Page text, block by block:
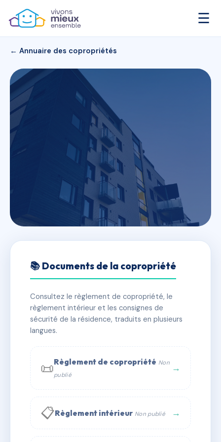
☰
← Annuaire des copropriétés
SDC 79 ETIENNE
RICHERAND
📍 79 r etienne richerand 69003 Lyon
✓ Immatriculée 🏠 85 lots 🏗 1 bâtiment(s)
📞 Contacter Syndic Digital 💬 WhatsApp
✉ Email
📚 Documents de la copropriété
Consultez le règlement de copropriété, le
règlement intérieur et les consignes de
sécurité de la résidence, traduits en plusieurs
langues.
📜Règlement de copropriété Non
publié
→
📋Règlement intérieur Non publié →